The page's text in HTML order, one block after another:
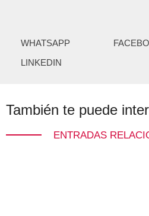
WHATSAPP
LINKEDIN
También te puede
ENTRADAS